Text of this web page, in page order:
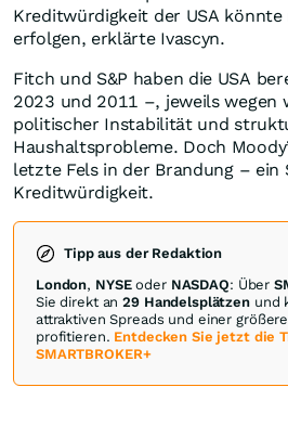
Kreditwürdigkeit der USA
erfolgen, erklärte Ivascyn.
Fitch und S&P haben die USA
2023 und 2011 –, jeweils wegen
politischer Instabilität und
Haushaltsprobleme. Doch
letzte Fels in der Brandung – ein
Kreditwürdigkeit.
Tipp aus der Redaktion
London, NYSEoder NASDAQ: Über
Sie direkt an29 Handelsplätzenund
attraktiven Spreads und einer
profitieren. Entdecken Sie jetzt die
SMARTBROKER+